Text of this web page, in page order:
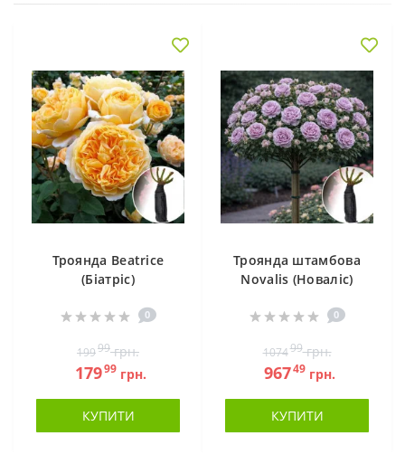
Троянда Beatrice
(Біатріс)
0
19999грн.
17999грн.
КУПИТИ
Троянда штамбова
Novalis (Новаліс)
0
107499грн.
96749грн.
КУПИТИ